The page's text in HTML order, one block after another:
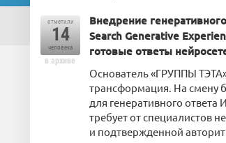
отметили
14
человека
в архиве
Внедрение
Search Generative
готовые ответы
Основатель «ГРУППЫ
трансформация. На смену
для генеративного
требует от специалистов
и подтвержденной